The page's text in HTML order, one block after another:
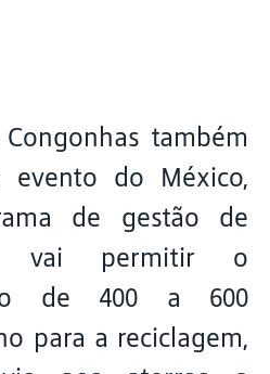
também
evento do México,
de gestão de
vai permitir o
de 400 a 600
para a reciclagem,